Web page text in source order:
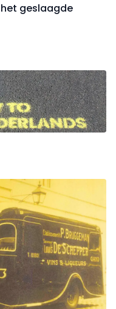
geslaagde